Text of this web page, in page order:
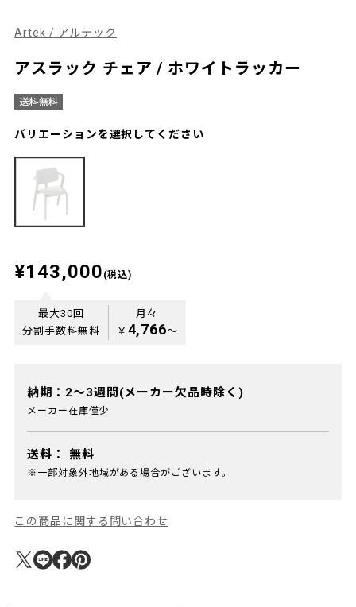
Artek / アルテック
アスラック チェア / ホワイトラッカー
バリエーションを選択してください
¥143,000 (税込)
最大30回
分割手数料無料
月々
￥ 4,766〜
納期：2～3週間(メーカー欠品時除く)
メーカー在庫僅少
送料： 無料
※一部対象外地域がある場合がございます。
この商品に関する問い合わせ